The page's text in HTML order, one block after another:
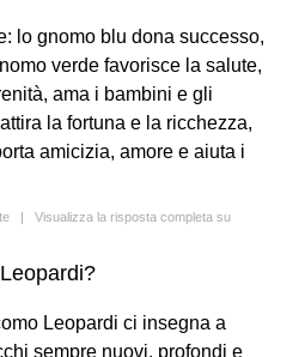
lo gnomo blu dona successo,
verde favorisce la salute,
ama i bambini e gli
la fortuna e la ricchezza,
amicizia, amore e aiuta i
| Visualizza la risposta completa su
Leopardi ci insegna a
sempre nuovi, profondi e